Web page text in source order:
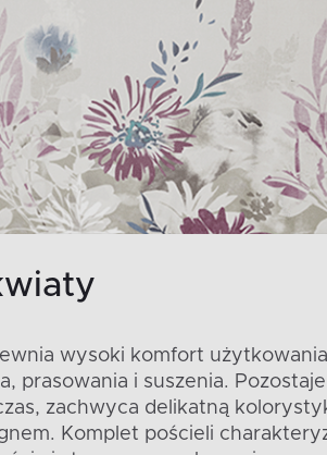
wysoki komfort
prasowania i suszenia. Pozostaje
zachwyca delikatną
Komplet pościeli